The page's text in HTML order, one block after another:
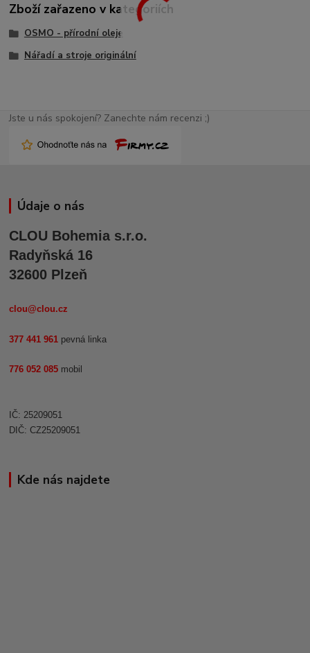
Zboží zařazeno v kategoriích
OSMO - přírodní oleje
Nářadí a stroje originální
Jste u nás spokojení? Zanechte nám recenzi ;)
Údaje o nás
CLOU Bohemia s.r.o.
Radyňská 16
32600 Plzeň
clou@clou.cz
377 441 961 pevná linka
776 052 085 mobil
IČ: 25209051
DIČ: CZ25209051
Kde nás najdete